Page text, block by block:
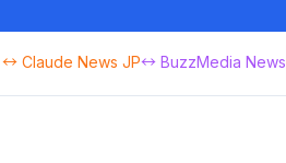
↔ Claude News JP↔ BuzzMedia News